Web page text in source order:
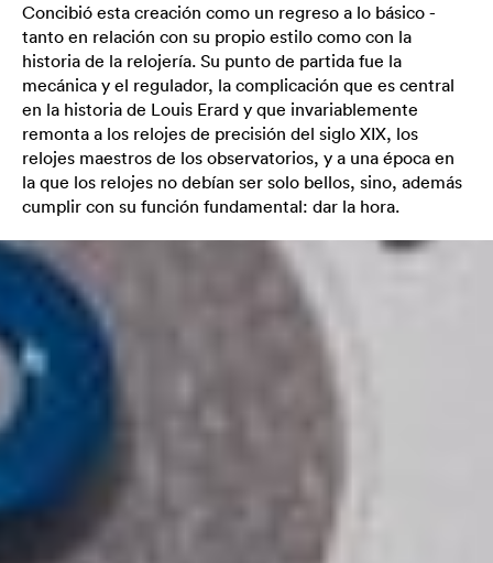
Concibió esta creación como un regreso a lo básico -
tanto en relación con su propio estilo como con la
historia de la relojería. Su punto de partida fue la
mecánica y el regulador, la complicación que es central
en la historia de Louis Erard y que invariablemente
remonta a los relojes de precisión del siglo XIX, los
relojes maestros de los observatorios, y a una época en
la que los relojes no debían ser solo bellos, sino, además
cumplir con su función fundamental: dar la hora.